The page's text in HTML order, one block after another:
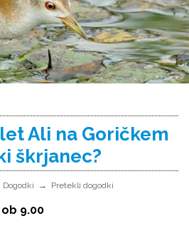
Ali na Goričkem
škrjanec?
Dogodki Pretekli dogodki
9.00